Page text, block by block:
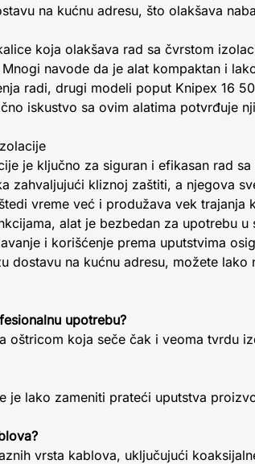
na kućnu adresu, što olakšava
koja olakšava rad sa čvrstom
navode da je alat kompaktan i
radi, drugi modeli poput Knipex 16
iskustvo sa ovim alatima potvrđuje
je ključno za siguran i efikasan rad
zahvaljujući kliznoj zaštiti, a njegova
vreme već i produžava vek trajanja
alat je bezbedan za upotrebu
i korišćenje prema uputstvima
dostavu na kućnu adresu, možete lako
upotrebu?
oštricom koja seče čak i veoma tvrdu
je lako zameniti prateći uputstva
vrsta kablova, uključujući